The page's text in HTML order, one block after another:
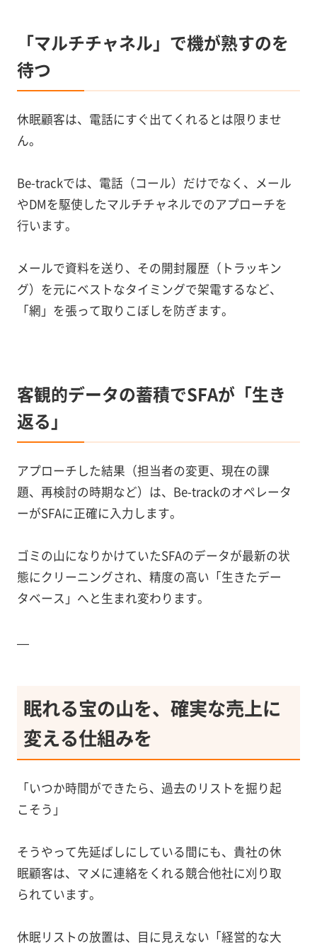
「マルチチャネル」で機が熟すのを
待つ
休眠顧客は、電話にすぐ出てくれるとは限りませ
ん。
Be-trackでは、電話（コール）だけでなく、メール
やDMを駆使したマルチチャネルでのアプローチを
行います。
メールで資料を送り、その開封履歴（トラッキン
グ）を元にベストなタイミングで架電するなど、
「網」を張って取りこぼしを防ぎます。
客観的データの蓄積でSFAが「生き
返る」
アプローチした結果（担当者の変更、現在の課
題、再検討の時期など）は、Be-trackのオペレータ
ーがSFAに正確に入力します。
ゴミの山になりかけていたSFAのデータが最新の状
態にクリーニングされ、精度の高い「生きたデー
タベース」へと生まれ変わります。
—
眠れる宝の山を、確実な売上に
変える仕組みを
「いつか時間ができたら、過去のリストを掘り起
こそう」
そうやって先延ばしにしている間にも、貴社の休
眠顧客は、マメに連絡をくれる競合他社に刈り取
られています。
休眠リストの放置は、目に見えない「経営的な大